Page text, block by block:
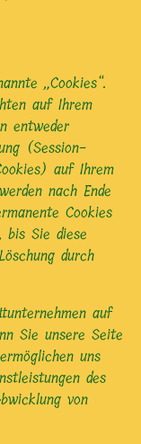
„Cookies“.
auf Ihrem
entweder
(Session-
auf Ihrem
nach Ende
Cookies
bis Sie diese
durch
auf
Sie unsere Seite
uns
des
von